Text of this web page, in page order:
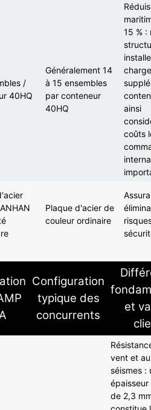
/
40HQ
Généralement 14
à 15 ensembles
par conteneur
40HQ
15 % :
ainsi
coûts
Plaque d'acier de
couleur ordinaire
Configuration
typique des
concurrents
et
vent et
séismes :
de 2,3